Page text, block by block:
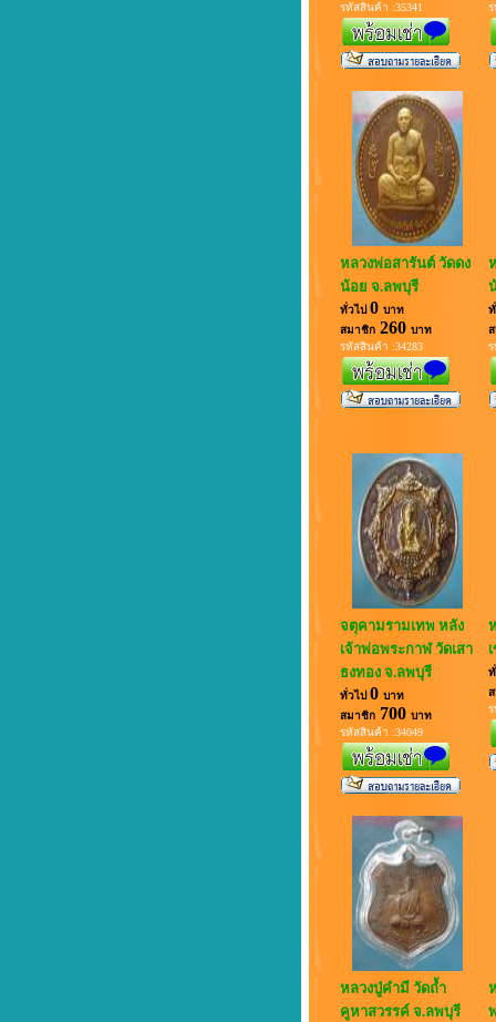
รหัสสินค้า :35341
หลวงพ่อสารันต์ วัดดง
น้อย จ.ลพบุรี
ทั่วไป 0 บาท
สมาชิก 260 บาท
รหัสสินค้า :34283
จตุคามรามเทพ หลัง
เจ้าพ่อพระกาฬ วัดเสา
ธงทอง จ.ลพบุรี
ทั่วไป 0 บาท
สมาชิก 700 บาท
รหัสสินค้า :34049
หลวงปู่คำมี วัดถ้ำ
คูหาสวรรค์ จ.ลพบุรี